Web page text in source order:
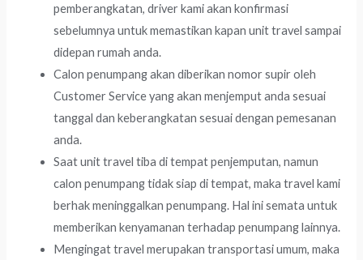
pemberangkatan, driver kami akan konfirmasi
sebelumnya untuk memastikan kapan unit travel sampai
didepan rumah anda.
Calon penumpang akan diberikan nomor supir oleh
Customer Service yang akan menjemput anda sesuai
tanggal dan keberangkatan sesuai dengan pemesanan
anda.
Saat unit travel tiba di tempat penjemputan, namun
calon penumpang tidak siap di tempat, maka travel kami
berhak meninggalkan penumpang. Hal ini semata untuk
memberikan kenyamanan terhadap penumpang lainnya.
Mengingat travel merupakan transportasi umum, maka